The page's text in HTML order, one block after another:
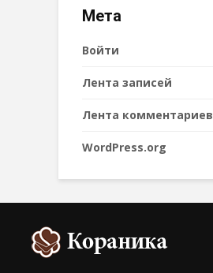
Мета
Войти
Лента записей
Лента комментариев
WordPress.org